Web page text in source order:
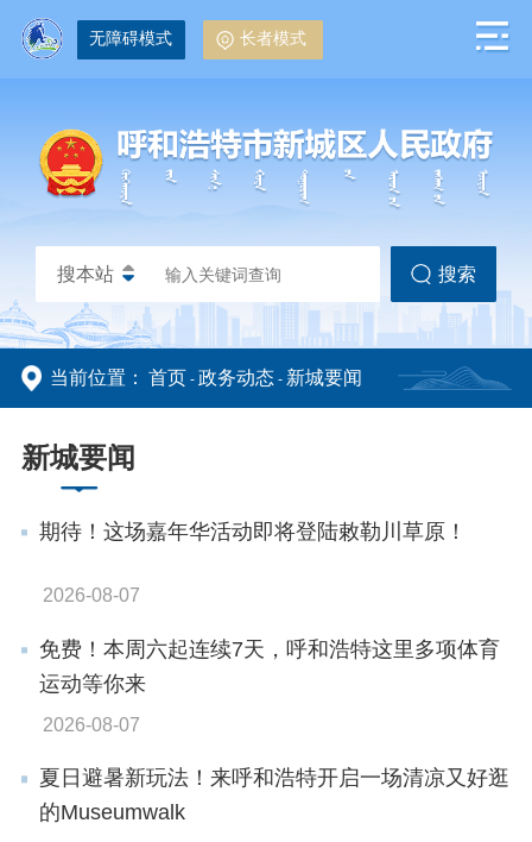
无障碍模式 长者模式
搜本站 搜索
政务动态 政务公开
数据发布 走进新城
当前位置： 首页 - 政务动态 - 新城要闻
新城要闻
期待！这场嘉年华活动即将登陆敕勒川草原！
2026-08-07
免费！本周六起连续7天，呼和浩特这里多项体育
运动等你来
2026-08-07
夏日避暑新玩法！来呼和浩特开启一场清凉又好逛
的Museumwalk